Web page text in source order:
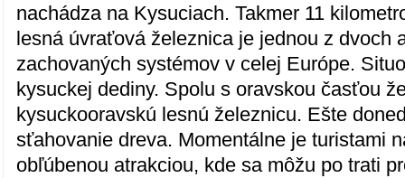
nachádza na Kysuciach. Takmer 11
lesná úvraťová železnica je jednou z dvoch
zachovaných systémov v celej Európe.
kysuckej dediny. Spolu s oravskou časťou
kysuckooravskú lesnú železnicu. Ešte
sťahovanie dreva. Momentálne je turistami
obľúbenou atrakciou, kde sa môžu po trati